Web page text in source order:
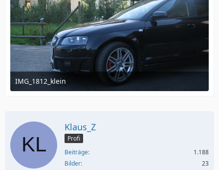
IMG_1812_klein
11. Juli 2012 um 09:04
Klaus_Z
Profi
Beiträge
1.188
Bilder
23